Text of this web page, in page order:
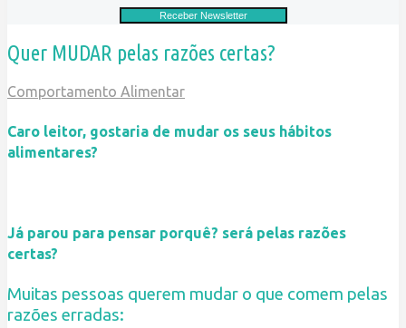
Quer MUDAR pelas razões certas?
Comportamento Alimentar
Caro leitor, gostaria de mudar os seus hábitos
alimentares?
Já parou para pensar porquê? será pelas razões
certas?
Muitas pessoas querem mudar o que comem pelas
razões erradas: